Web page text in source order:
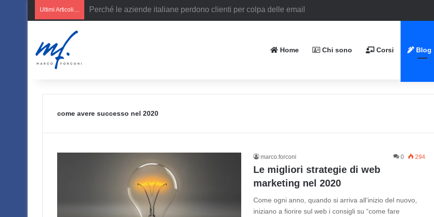
Ultimi Articoli.... AI per PMI italiane
Home Chi sono Corsi Blog
come avere successo nel 2020
marco.forconi 0 294
Le migliori strategie di web
marketing nel 2020
Come ogni anno, quando si arriva all’inizio del nuovo,
iniziano a fiorire sul web i consigli su “come fare